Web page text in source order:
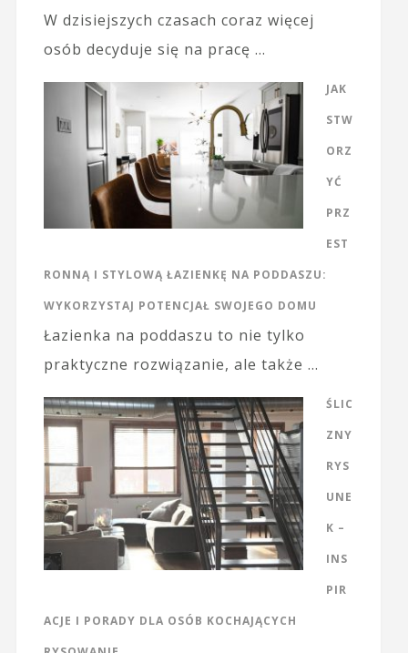
W dzisiejszych czasach coraz więcej
osób decyduje się na pracę …
JAK
STW
ORZ
YĆ
PRZ
EST
RONNĄ I STYLOWĄ ŁAZIENKĘ NA PODDASZU:
WYKORZYSTAJ POTENCJAŁ SWOJEGO DOMU
Łazienka na poddaszu to nie tylko
praktyczne rozwiązanie, ale także …
ŚLIC
ZNY
RYS
UNE
K –
INS
PIR
ACJE I PORADY DLA OSÓB KOCHAJĄCYCH